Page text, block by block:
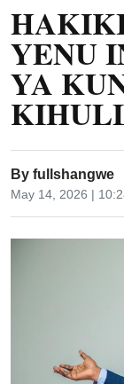
YENU
YA
By fullshangwe
May 14, 2026 |